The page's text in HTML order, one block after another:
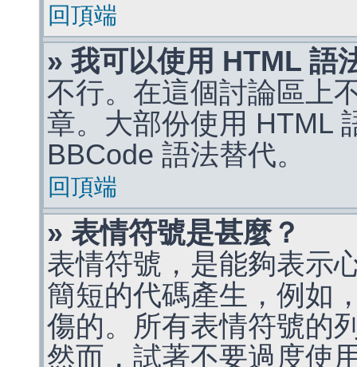
回頂端
» 我可以使用 HTML 語
不行。在這個討論區上
章。大部份使用 HTML
BBCode 語法替代。
回頂端
» 表情符號是甚麼？
表情符號，是能夠表示
簡短的代碼產生，例如
傷的。所有表情符號的
然而，試著不要過度使